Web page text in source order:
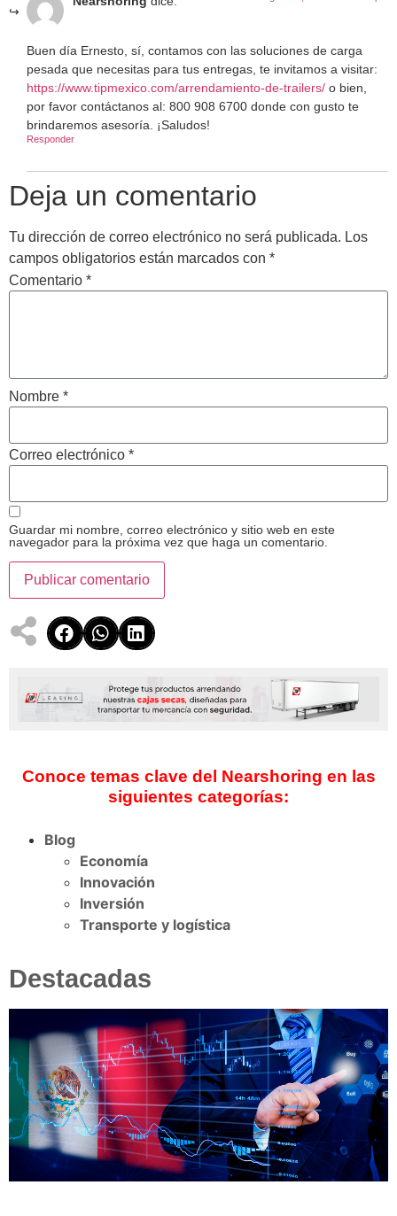
Buen día Ernesto, sí, contamos con las soluciones de carga
pesada que necesitas para tus entregas, te invitamos a visitar:
https://www.tipmexico.com/arrendamiento-de-trailers/ o bien,
por favor contáctanos al: 800 908 6700 donde con gusto te
brindaremos asesoría. ¡Saludos!
Responder
Deja un comentario
Tu dirección de correo electrónico no será publicada. Los
campos obligatorios están marcados con *
Comentario *
Nombre *
Correo electrónico *
Guardar mi nombre, correo electrónico y sitio web en este
navegador para la próxima vez que haga un comentario.
Conoce temas clave del Nearshoring en las
siguientes categorías:
Blog
Economía
Innovación
Inversión
Transporte y logística
Destacadas